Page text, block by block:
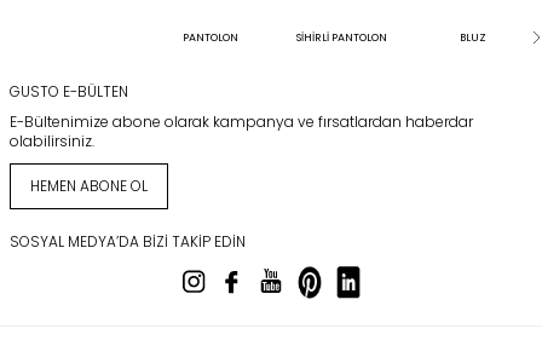
PANTOLON SİHİRLİ PANTOLON BLUZ
GUSTO E-BÜLTEN
E-Bültenimize abone olarak kampanya ve fırsatlardan haberdar
olabilirsiniz.
HEMEN ABONE OL
SOSYAL MEDYA’DA BIZI TAKIP EDIN